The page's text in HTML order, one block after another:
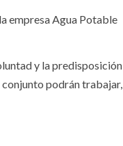
empresa Agua Potable
y la predisposición
conjunto podrán trabajar,